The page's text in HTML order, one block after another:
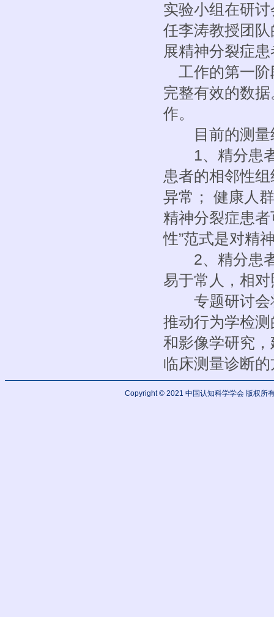
实验小组在研
任李涛教授团
展精神分裂症
工作的第一阶
完整有效的数
作。
目前的测量
1、精分患者
患者的相邻性
异常； 健康人
精神分裂症患
性”范式是对精
2、精分患者
易于常人，相
专题研讨会将
推动行为学检
和影像学研究
临床测量诊断
Copyright © 2021 中国认知科学学会 版权所